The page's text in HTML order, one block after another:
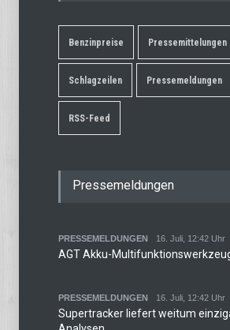
Benzinpreise
Schlagzeilen Pressemeldungen
RSS-Feed
Pressemeldungen
PRESSEMELDUNGEN 16. Juli, 12:42 Uhr
AGT Akku-
PRESSEMELDUNGEN 16. Juli, 12:42 Uhr
Supertracker liefert weitum